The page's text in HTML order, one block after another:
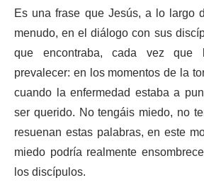
Es una frase que Jesús, a lo largo
menudo, en el diálogo con sus
que encontraba, cada vez que
prevalecer: en los momentos de la
cuando la enfermedad estaba a
ser querido. No tengáis miedo, no
resuenan estas palabras, en este
miedo podría realmente
los discípulos.